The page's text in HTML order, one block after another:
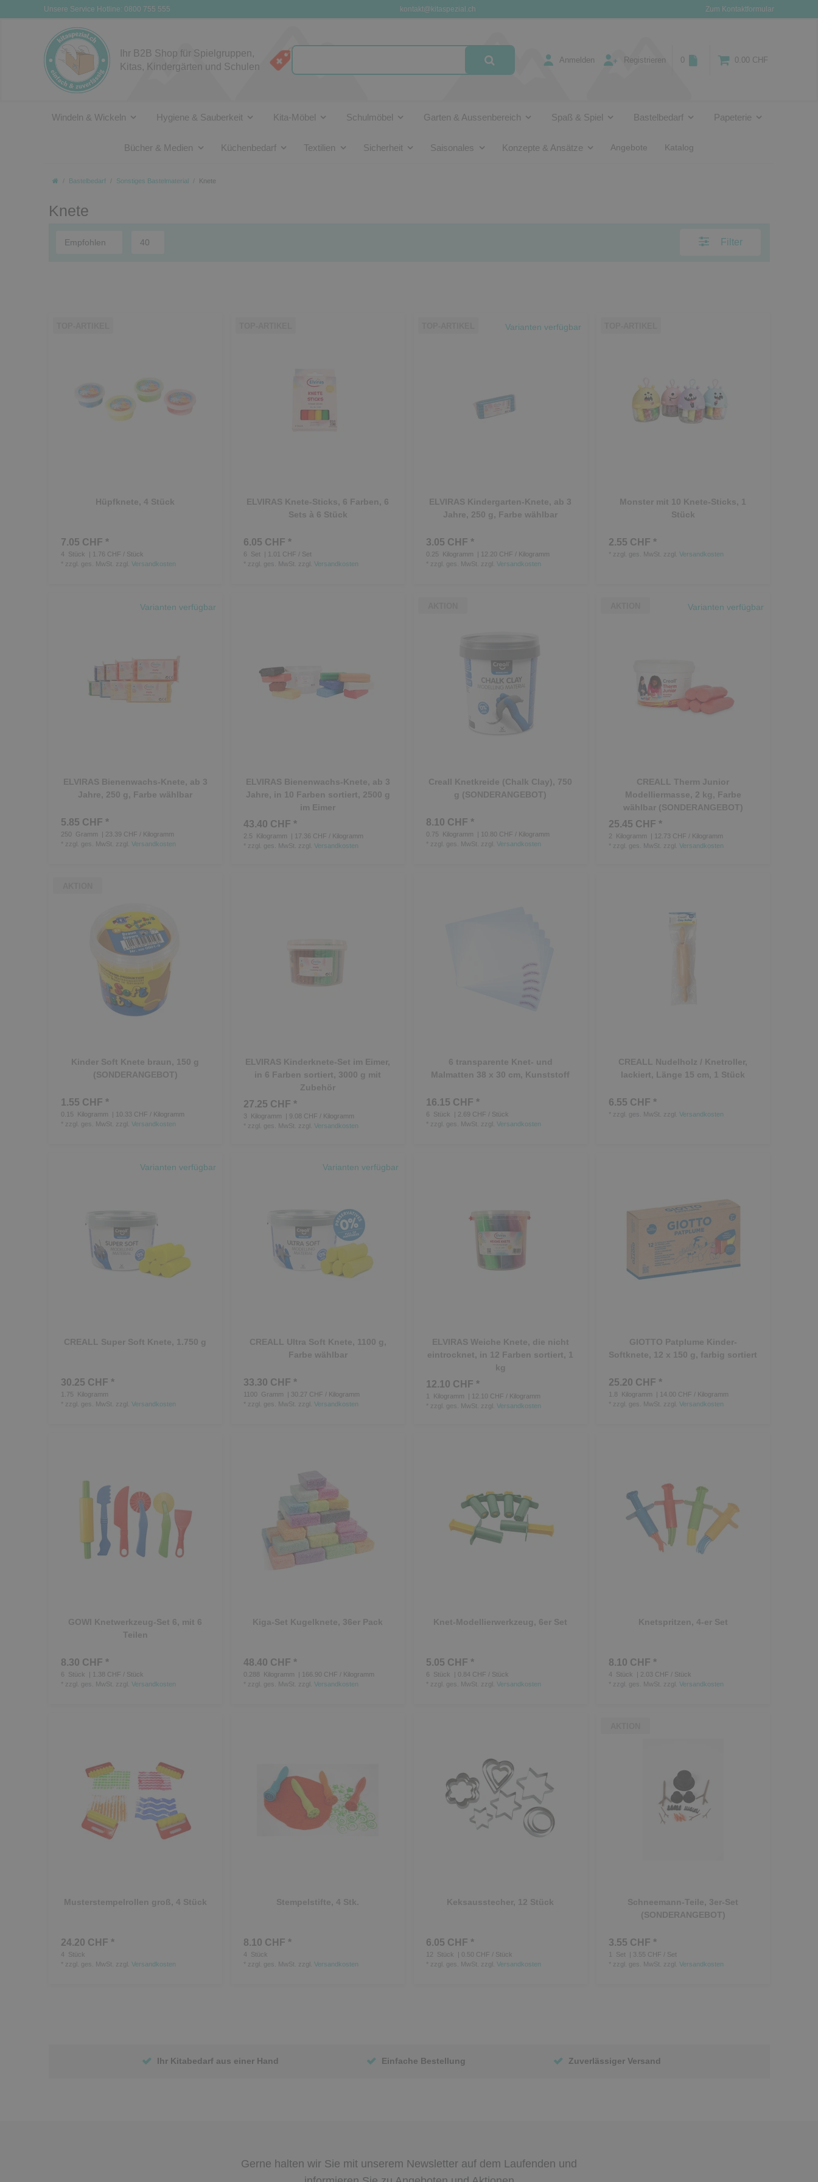
Unsere Service Hotline: 0800 755 555 kontakt@kitaspezial.ch Zum Kontaktformular
Ihr B2B Shop für Spielgruppen,
Kitas, Kindergärten und Schulen
Anmelden Registrieren 0 0.00 CHF
Windeln & Wickeln Hygiene & Sauberkeit Kita-Möbel Schulmöbel Garten & Aussenbereich Spaß & Spiel Bastelbedarf Papeterie
Bücher & Medien Küchenbedarf Textilien Sicherheit Saisonales Konzepte & Ansätze Angebote Katalog
Bastelbedarf Sonstiges Bastelmaterial Knete
Knete
Filter
Hüpfknete, 4 Stück
7.05 CHF *
4 Stück
| 1.76 CHF / Stück
zzgl. ges. MwSt. zzgl. Versandkosten
ELVIRAS Knete-Sticks, 6 Farben, 6
Sets à 6 Stück
6.05 CHF *
6 Set
| 1.01 CHF / Set
zzgl. ges. MwSt. zzgl. Versandkosten
Varianten verfügbar
ELVIRAS Kindergarten-Knete, ab 3
Jahre, 250 g, Farbe wählbar
3.05 CHF *
0.25 Kilogramm
| 12.20 CHF / Kilogramm
zzgl. ges. MwSt. zzgl. Versandkosten
Monster mit 10 Knete-Sticks, 1
Stück
2.55 CHF *
zzgl. ges. MwSt. zzgl. Versandkosten
Varianten verfügbar
ELVIRAS Bienenwachs-Knete, ab 3
Jahre, 250 g, Farbe wählbar
5.85 CHF *
250 Gramm
| 23.39 CHF / Kilogramm
zzgl. ges. MwSt. zzgl. Versandkosten
ELVIRAS Bienenwachs-Knete, ab 3
Jahre, in 10 Farben sortiert, 2500 g
im Eimer
43.40 CHF *
2.5 Kilogramm
| 17.36 CHF / Kilogramm
zzgl. ges. MwSt. zzgl. Versandkosten
Creall Knetkreide (Chalk Clay), 750
g (SONDERANGEBOT)
8.10 CHF *
0.75 Kilogramm
| 10.80 CHF / Kilogramm
zzgl. ges. MwSt. zzgl. Versandkosten
Varianten verfügbar
CREALL Therm Junior
Modelliermasse, 2 kg, Farbe
wählbar (SONDERANGEBOT)
25.45 CHF *
2 Kilogramm
| 12.73 CHF / Kilogramm
zzgl. ges. MwSt. zzgl. Versandkosten
Kinder Soft Knete braun, 150 g
(SONDERANGEBOT)
1.55 CHF *
0.15 Kilogramm
| 10.33 CHF / Kilogramm
zzgl. ges. MwSt. zzgl. Versandkosten
ELVIRAS Kinderknete-Set im Eimer,
in 6 Farben sortiert, 3000 g mit
Zubehör
27.25 CHF *
3 Kilogramm
| 9.08 CHF / Kilogramm
zzgl. ges. MwSt. zzgl. Versandkosten
6 transparente Knet- und
Malmatten 38 x 30 cm, Kunststoff
16.15 CHF *
6 Stück
| 2.69 CHF / Stück
zzgl. ges. MwSt. zzgl. Versandkosten
CREALL Nudelholz / Knetroller,
lackiert, Länge 15 cm, 1 Stück
6.55 CHF *
zzgl. ges. MwSt. zzgl. Versandkosten
Varianten verfügbar
CREALL Super Soft Knete, 1.750 g
30.25 CHF *
1.75
Kilogramm
zzgl. ges. MwSt. zzgl. Versandkosten
Varianten verfügbar
CREALL Ultra Soft Knete, 1100 g,
Farbe wählbar
33.30 CHF *
1100 Gramm
| 30.27 CHF / Kilogramm
zzgl. ges. MwSt. zzgl. Versandkosten
ELVIRAS Weiche Knete, die nicht
eintrocknet, in 12 Farben sortiert, 1
kg
12.10 CHF *
1 Kilogramm
| 12.10 CHF / Kilogramm
zzgl. ges. MwSt. zzgl. Versandkosten
GIOTTO Patplume Kinder-
Softknete, 12 x 150 g, farbig sortiert
25.20 CHF *
1.8 Kilogramm
| 14.00 CHF / Kilogramm
zzgl. ges. MwSt. zzgl. Versandkosten
GOWI Knetwerkzeug-Set 6, mit 6
Teilen
8.30 CHF *
6 Stück
| 1.38 CHF / Stück
zzgl. ges. MwSt. zzgl. Versandkosten
Kiga-Set Kugelknete, 36er Pack
48.40 CHF *
0.288 Kilogramm
| 166.90 CHF / Kilogramm
zzgl. ges. MwSt. zzgl. Versandkosten
Knet-Modellierwerkzeug, 6er Set
5.05 CHF *
6 Stück
| 0.84 CHF / Stück
zzgl. ges. MwSt. zzgl. Versandkosten
Knetspritzen, 4-er Set
8.10 CHF *
4 Stück
| 2.03 CHF / Stück
zzgl. ges. MwSt. zzgl. Versandkosten
Musterstempelrollen groß, 4 Stück
24.20 CHF *
4
Stück
zzgl. ges. MwSt. zzgl. Versandkosten
Stempelstifte, 4 Stk.
8.10 CHF *
4
Stück
zzgl. ges. MwSt. zzgl. Versandkosten
Keksausstecher, 12 Stück
6.05 CHF *
12 Stück
| 0.50 CHF / Stück
zzgl. ges. MwSt. zzgl. Versandkosten
Schneemann-Teile, 3er-Set
(SONDERANGEBOT)
3.55 CHF *
1 Set
| 3.55 CHF / Set
zzgl. ges. MwSt. zzgl. Versandkosten
Ihr Kitabedarf aus einer Hand Einfache Bestellung Zuverlässiger Versand
Gerne halten wir Sie mit unserem Newsletter auf dem Laufenden und